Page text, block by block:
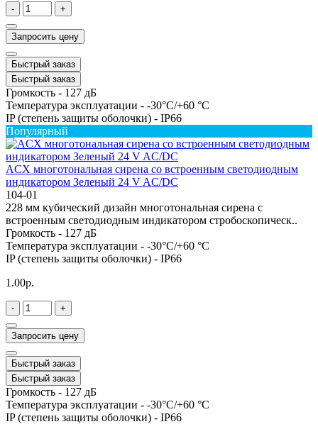
- +
Запросить цену
Быстрый заказ
Быстрый заказ
Громкость - 127 дБ
Температура эксплуатации - -30°C/+60 °C
IP (степень защиты оболочки) - IP66
Популярный
ACX многотональная сирена со встроенным светодиодным
индикатором Зеленый 24 V AC/DC
104-01
228 мм кубический дизайн многотональная сирена с
встроенным светодиодным индикатором стробоскопическ..
Громкость - 127 дБ
Температура эксплуатации - -30°C/+60 °C
IP (степень защиты оболочки) - IP66
1.00р.
- +
Запросить цену
Быстрый заказ
Быстрый заказ
Громкость - 127 дБ
Температура эксплуатации - -30°C/+60 °C
IP (степень защиты оболочки) - IP66